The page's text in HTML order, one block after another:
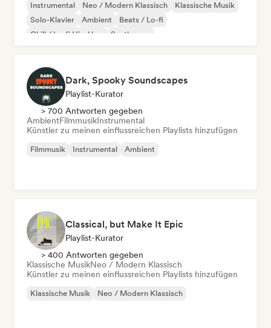
Instrumental Neo / Modern Klassisch
Klassische Musik
Solo-Klavier
Ambient
Beats / Lo-fi
Chill / Lo-fi Hip-Hop
Synthwave
Dark, Spooky Soundscapes
Playlist-Kurator
> 700 Antworten gegeben
AmbientFilmmusikInstrumental
Künstler zu meinen einflussreichen Playlists hinzufügen
Filmmusik Instrumental Ambient
Classical, but Make It Epic
Playlist-Kurator
> 400 Antworten gegeben
Klassische MusikNeo / Modern Klassisch
Künstler zu meinen einflussreichen Playlists hinzufügen
Klassische Musik Neo / Modern Klassisch